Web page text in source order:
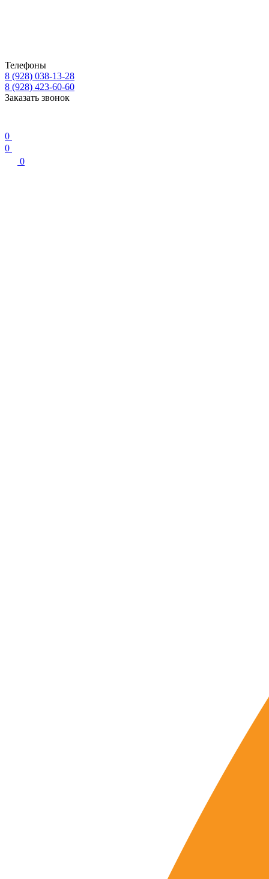
Телефоны
8 (928) 038-13-28
8 (928) 423-60-60
Заказать звонок
0
0
0